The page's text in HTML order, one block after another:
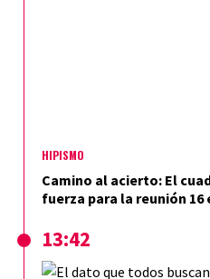
HIPISMO
Camino al acierto: El
fuerza para la reunión 16
13:42